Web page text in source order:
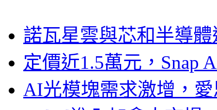
諾瓦星雲與芯和半導
定價近1.5萬元，Snap
AI光模塊需求激增，